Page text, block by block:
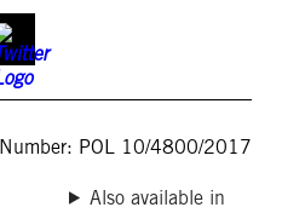
POL 10/4800/2017
Also available in